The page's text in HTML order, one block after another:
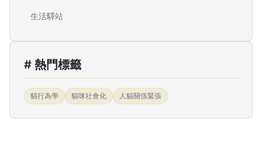
生活驛站
# 熱門標籤
貓行為學 貓咪社會化 人貓關係緊張